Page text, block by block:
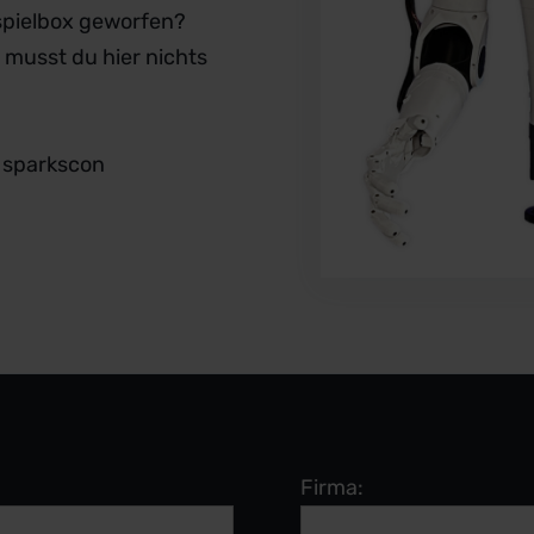
geworfen?
du hier nichts
Firma: